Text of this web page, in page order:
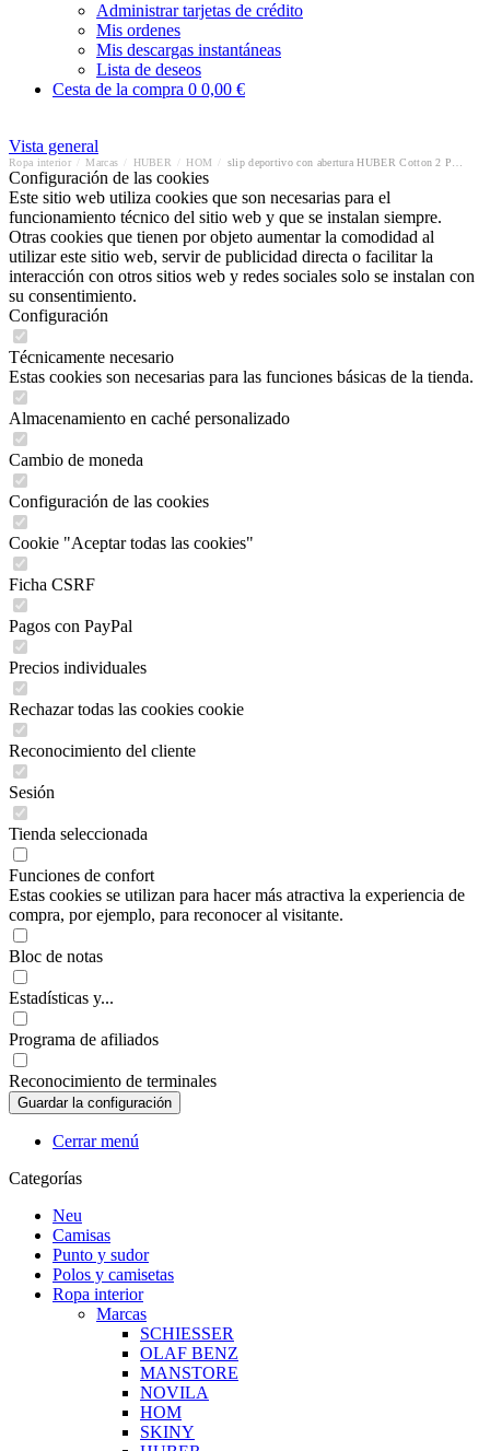
Administrar tarjetas de crédito
Mis ordenes
Mis descargas instantáneas
Lista de deseos
Cesta de la compra 0 0,00 €
Vista general
Ropa interior Marcas HUBER HOM
Configuración de las cookies
Este sitio web utiliza cookies que son necesarias para el
funcionamiento técnico del sitio web y que se instalan siempre.
Otras cookies que tienen por objeto aumentar la comodidad al
utilizar este sitio web, servir de publicidad directa o facilitar la
interacción con otros sitios web y redes sociales solo se instalan con
su consentimiento.
Configuración
Técnicamente necesario
Estas cookies son necesarias para las funciones básicas de la tienda.
Almacenamiento en caché personalizado
Cambio de moneda
Configuración de las cookies
Cookie "Aceptar todas las cookies"
Ficha CSRF
Pagos con PayPal
Precios individuales
Rechazar todas las cookies cookie
Reconocimiento del cliente
Sesión
Tienda seleccionada
Funciones de confort
Estas cookies se utilizan para hacer más atractiva la experiencia de
compra, por ejemplo, para reconocer al visitante.
Bloc de notas
Estadísticas y...
Programa de afiliados
Reconocimiento de terminales
Cerrar menú
Categorías
Neu
Camisas
Punto y sudor
Polos y camisetas
Ropa interior
Marcas
SCHIESSER
OLAF BENZ
MANSTORE
NOVILA
HOM
SKINY